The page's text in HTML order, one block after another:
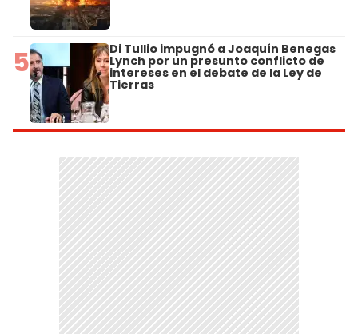
5 Di Tullio impugnó a Joaquín Benegas
Lynch por un presunto conflicto de
intereses en el debate de la Ley de
Tierras